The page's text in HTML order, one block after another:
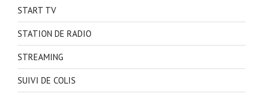
START TV
STATION DE RADIO
STREAMING
SUIVI DE COLIS